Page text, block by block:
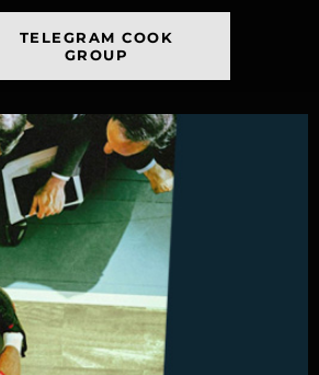
TELEGRAM COOK
GROUP